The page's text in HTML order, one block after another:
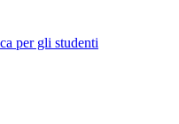
per gli studenti